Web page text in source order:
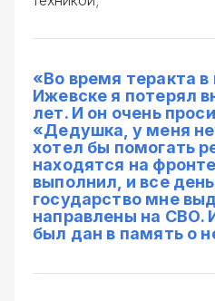
«Во время теракта
Ижевске я потерял
лет. И он очень
«Дедушка, у меня
хотел бы помогать
находятся на
выполнил, и все
государство мне
направлены на СВО.
был дан в память о